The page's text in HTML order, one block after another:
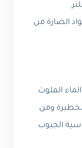
الضارة من
الملوث
ومن
الجيوب